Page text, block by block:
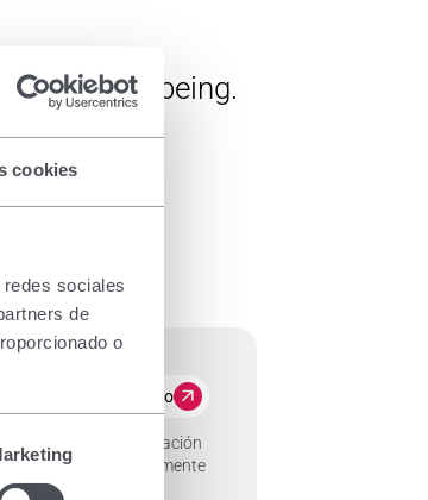
cookies
sociales
de
o
and well-being.
cabello y la estimulación
que aplicado tópicamente
e in…
More info